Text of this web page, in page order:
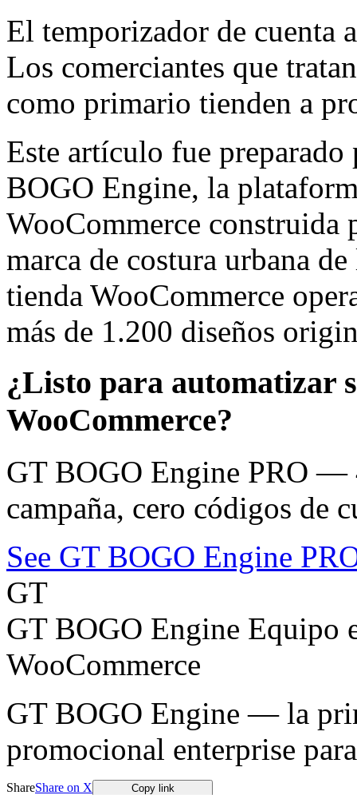
El temporizador de cuenta
Los comerciantes que
como primario tienden a
Este artículo fue
BOGO Engine, la
WooCommerce
marca de costura urbana
tienda WooCommerce
más de 1.200 diseños
¿Listo para automatizar
WooCommerce?
GT BOGO Engine PRO —
campaña, cero códigos de
See GT BOGO Engine
GT
GT BOGO Engine Equipo
WooCommerce
GT BOGO Engine — la
promocional enterprise
ShareShare on X Copy link